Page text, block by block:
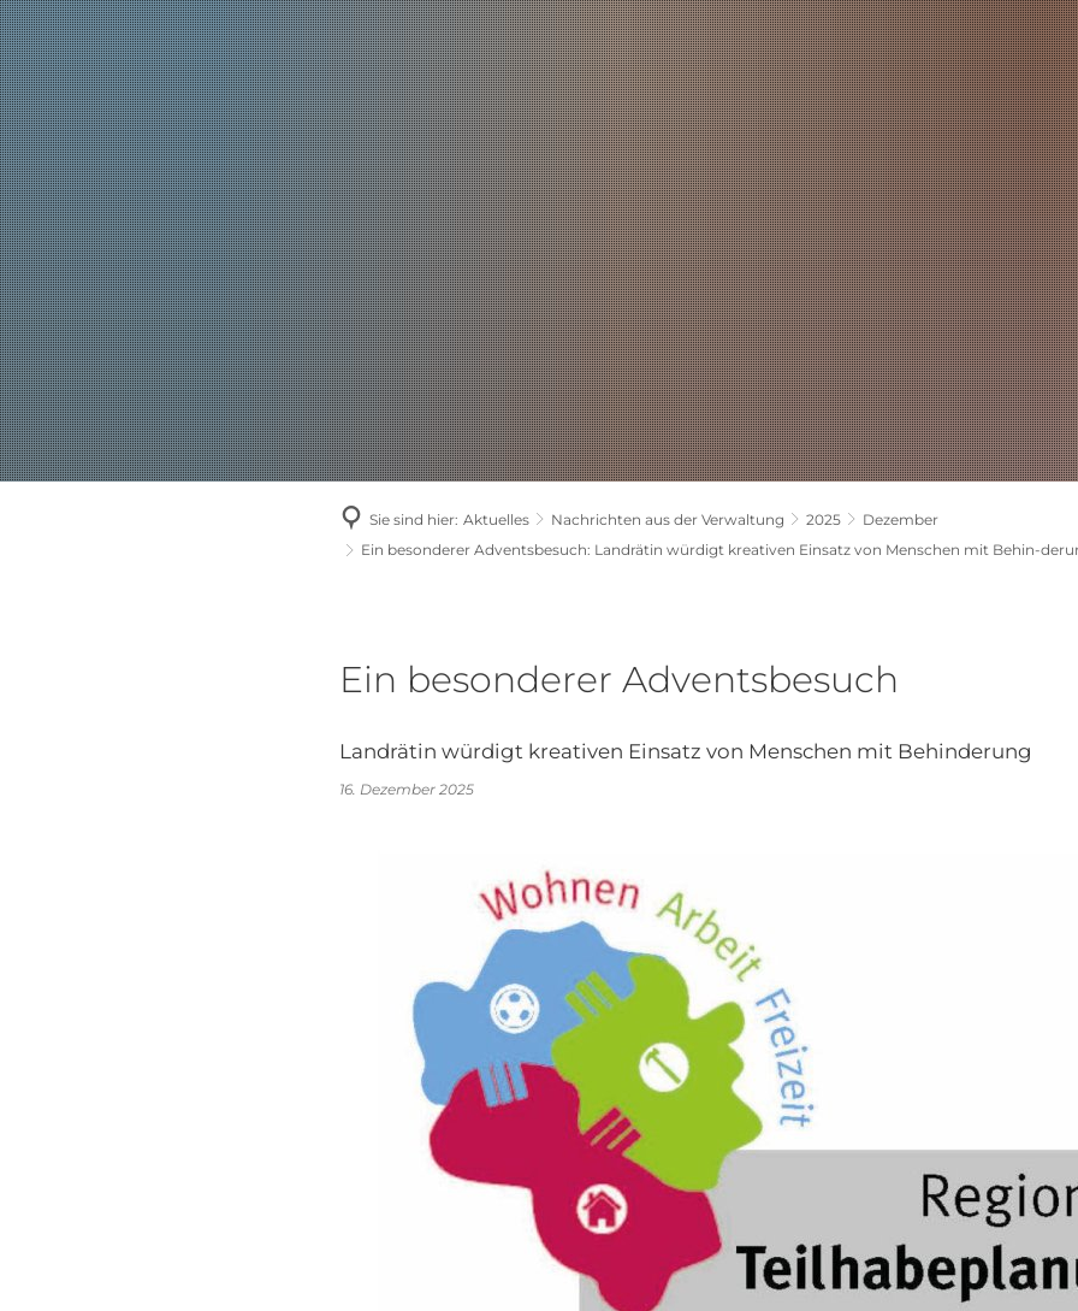
AKTUELLES LANDKREIS POLITIK VERWALTUNG THEMEN
Sie sind hier: Aktuelles Nachrichten aus der Verwaltung 2025
Dezember
Ein besonderer Adventsbesuch: Landrätin würdigt kreativen Einsatz von Menschen mit Behin-
Ein besonderer Adventsbesuch
Landrätin würdigt kreativen Einsatz von Menschen mit Behinderung
16. Dezember 2025